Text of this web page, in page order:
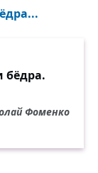
бёдра.
Фоменко